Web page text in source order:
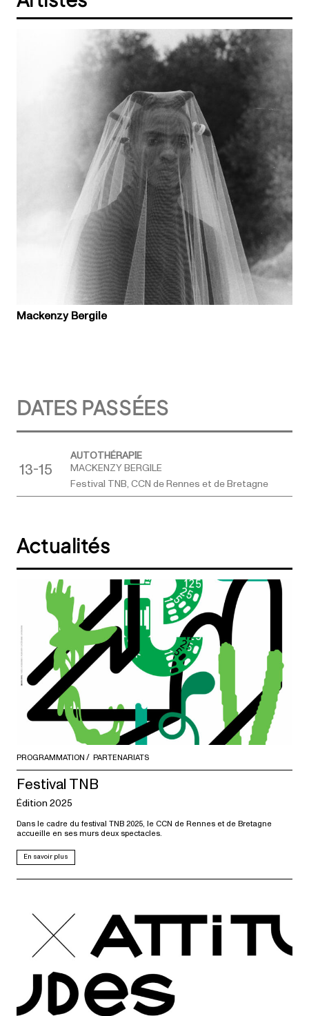
Mackenzy Bergile
DATES PASSÉES
13-15
AUTOTHÉRAPIE
MACKENZY BERGILE
Festival TNB, CCN de Rennes et de Bretagne
Actualités
PROGRAMMATION PARTENARIATS
Festival TNB
Édition 2025
Dans le cadre du festival TNB 2025, le CCN de Rennes et de Bretagne
accueille en ses murs deux spectacles.
En savoir plus